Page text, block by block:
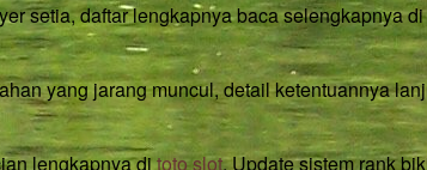
setia, daftar lengkapnya baca selengkapnya di
yang jarang muncul, detail ketentuannya
lengkapnya ditoto slot. Update sistem rank